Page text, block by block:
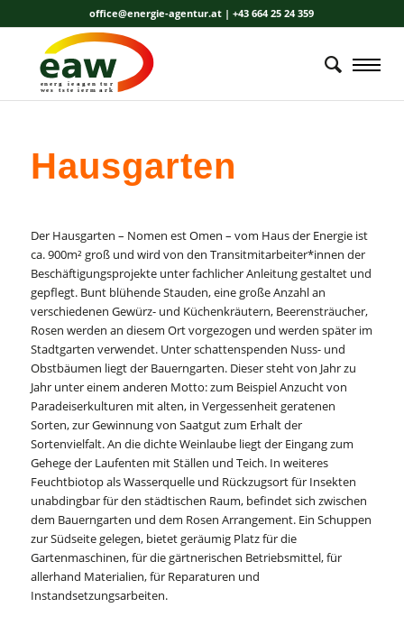
office@energie-agentur.at | +43 664 25 24 359
energ i e a gen t u r
wes
t ste i erm a r k
Hausgarten
Der Hausgarten – Nomen est Omen – vom Haus der Energie ist
ca. 900m² groß und wird von den Transitmitarbeiter*innen der
Beschäftigungsprojekte unter fachlicher Anleitung gestaltet und
gepflegt. Bunt blühende Stauden, eine große Anzahl an
verschiedenen Gewürz- und Küchenkräutern, Beerensträucher,
Rosen werden an diesem Ort vorgezogen und werden später im
Stadtgarten verwendet. Unter schattenspenden Nuss- und
Obstbäumen liegt der Bauerngarten. Dieser steht von Jahr zu
Jahr unter einem anderen Motto: zum Beispiel Anzucht von
Paradeiserkulturen mit alten, in Vergessenheit geratenen
Sorten, zur Gewinnung von Saatgut zum Erhalt der
Sortenvielfalt. An die dichte Weinlaube liegt der Eingang zum
Gehege der Laufenten mit Ställen und Teich. In weiteres
Feuchtbiotop als Wasserquelle und Rückzugsort für Insekten
unabdingbar für den städtischen Raum, befindet sich zwischen
dem Bauerngarten und dem Rosen Arrangement. Ein Schuppen
zur Südseite gelegen, bietet geräumig Platz für die
Gartenmaschinen, für die gärtnerischen Betriebsmittel, für
allerhand Materialien, für Reparaturen und
Instandsetzungsarbeiten.